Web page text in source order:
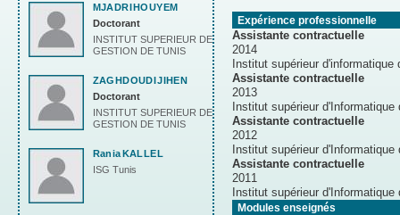
Expérience professionnelle
Assistante contractuelle
2014
Institut supérieur d'informatique
Assistante contractuelle
2013
Institut supérieur d'Informatique
Assistante contractuelle
2012
Institut supérieur d'Informatique
Assistante contractuelle
2011
Institut supérieur d'Informatique
Modules enseignés
MJADRIHOUYEM
Doctorant
INSTITUT SUPERIEUR DE
GESTION DE TUNIS
ZAGHDOUDIJIHEN
Doctorant
INSTITUT SUPERIEUR DE
GESTION DE TUNIS
RaniaKALLEL
ISG Tunis